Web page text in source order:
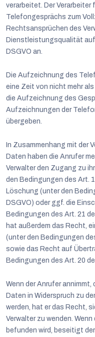
verarbeitet. Der
Telefongesprächs zum
Rechtsansprüchen des
Dienstleistungsqualität
DSGVO an.
Die Aufzeichnung des
eine Zeit von nicht mehr
die Aufzeichnung des
Aufzeichnungen der
übergeben.
In Zusammenhang mit der
Daten haben die Anrufer
Verwalter den Zugang zu
den Bedingungen des Art.
Löschung (unter den
DSGVO) oder ggf. die
Bedingungen des Art. 21
hat außerdem das Recht,
(unter den Bedingungen
sowie das Recht auf
Bedingungen des Art. 20
Wenn der Anrufer
Daten in Widerspruch zu
werden, hat er das Recht,
Verwalter zu wenden.
befunden wird, beseitigt